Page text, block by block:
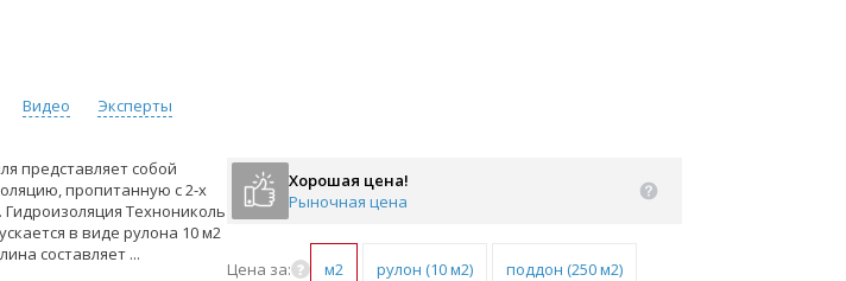
Видео Эксперты
представляет собой
пропитанную с 2-х
Технониколь
в виде рулона 10 м2
составляет ...
Хорошая цена!
Рыночная цена
Цена за: м2 рулон (10 м2) поддон (250 м2)